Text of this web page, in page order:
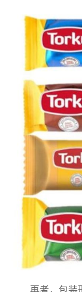
再者，包装